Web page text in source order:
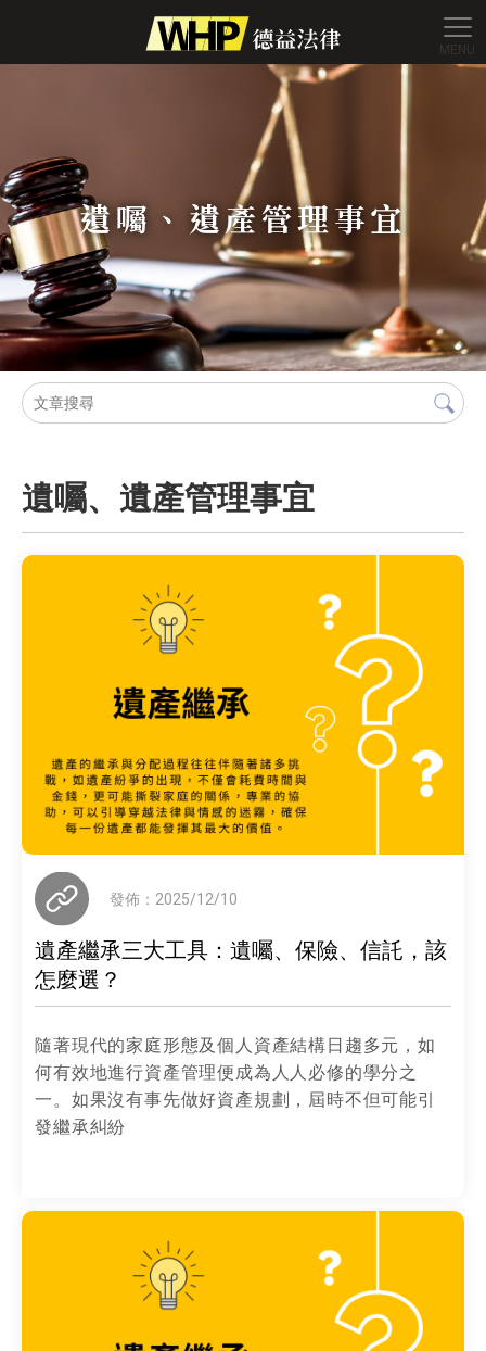
德益
遺囑、遺產管理事宜
遺囑、遺產管理事宜
遺產繼承三大工具：遺囑、保險、信託，該
怎麼選？
發佈：2025/12/10
隨著現代的家庭形態及個人資產結構日趨多元，如
何有效地進行資產管理便成為人人必修的學分之
一。如果沒有事先做好資產規劃，屆時不但可能引
發繼承糾紛